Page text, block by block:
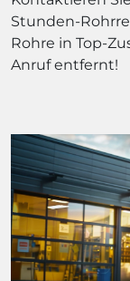
Stunden-
Rohre in Top-
Anruf entfernt!